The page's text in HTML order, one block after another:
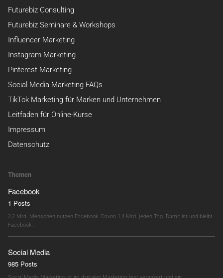
Futurebiz Consulting
Futurebiz Seminare & Workshops
Influencer Marketing
Instagram Marketing
Pinterest Marketing
Social Media Marketing FAQs
TikTok Marketing für Marken und Unternehmen
Leitfaden für Online-Kurse
Impressum
Datenschutz
Themen
Facebook
1 Posts
2,2 Mrd. Menschen nutzen Facebook. Davon 1,4 Mrd. jeden Tag. Damit ist und bleibt
Facebook…
Social Media
985 Posts